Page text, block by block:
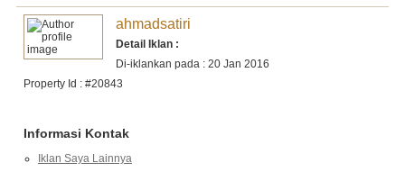
ahmadsatiri
Detail Iklan :
Di-iklankan pada : 20 Jan 2016
Property Id : #20843
Informasi Kontak
Iklan Saya Lainnya